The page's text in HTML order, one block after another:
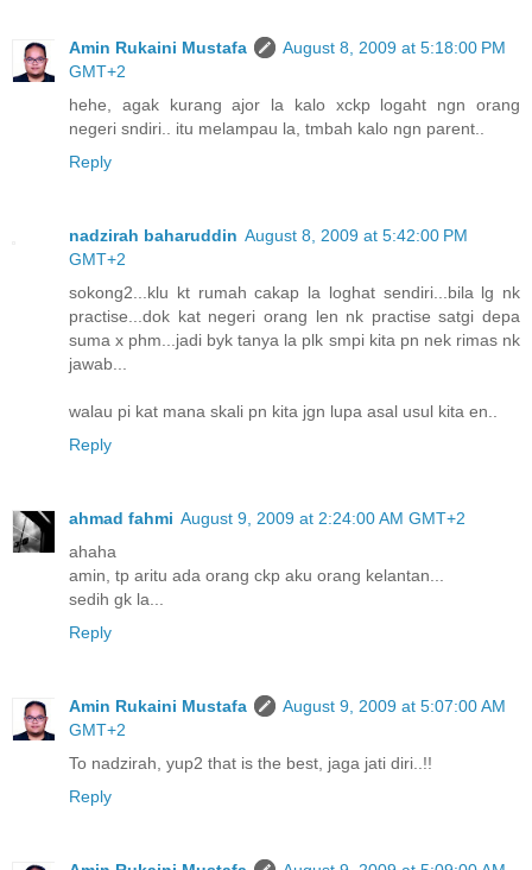
Amin Rukaini Mustafa
August 8, 2009 at 5:18:00 PM
GMT+2
hehe, agak kurang ajor la kalo xckp logaht ngn orang
negeri sndiri.. itu melampau la, tmbah kalo ngn parent..
Reply
nadzirah baharuddin August 8, 2009 at 5:42:00 PM
GMT+2
sokong2...klu kt rumah cakap la loghat sendiri...bila lg nk
practise...dok kat negeri orang len nk practise satgi depa
suma x phm...jadi byk tanya la plk smpi kita pn nek rimas nk
jawab...
walau pi kat mana skali pn kita jgn lupa asal usul kita en..
Reply
ahmad fahmi August 9, 2009 at 2:24:00 AM GMT+2
ahaha
amin, tp aritu ada orang ckp aku orang kelantan...
sedih gk la...
Reply
Amin Rukaini Mustafa
August 9, 2009 at 5:07:00 AM
GMT+2
To nadzirah, yup2 that is the best, jaga jati diri..!!
Reply